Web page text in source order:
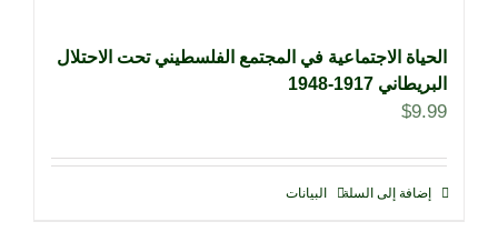
الحياة الاجتماعية في المجتمع الفلسطيني تحت الاحتلال
البريطاني 1917-1948
$9.99
إضافة إلى السلة البيانات